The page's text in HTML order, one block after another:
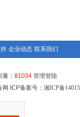
企业动态 联系我们
： 81034 管理登陆
ICP备案号： 湘ICP备